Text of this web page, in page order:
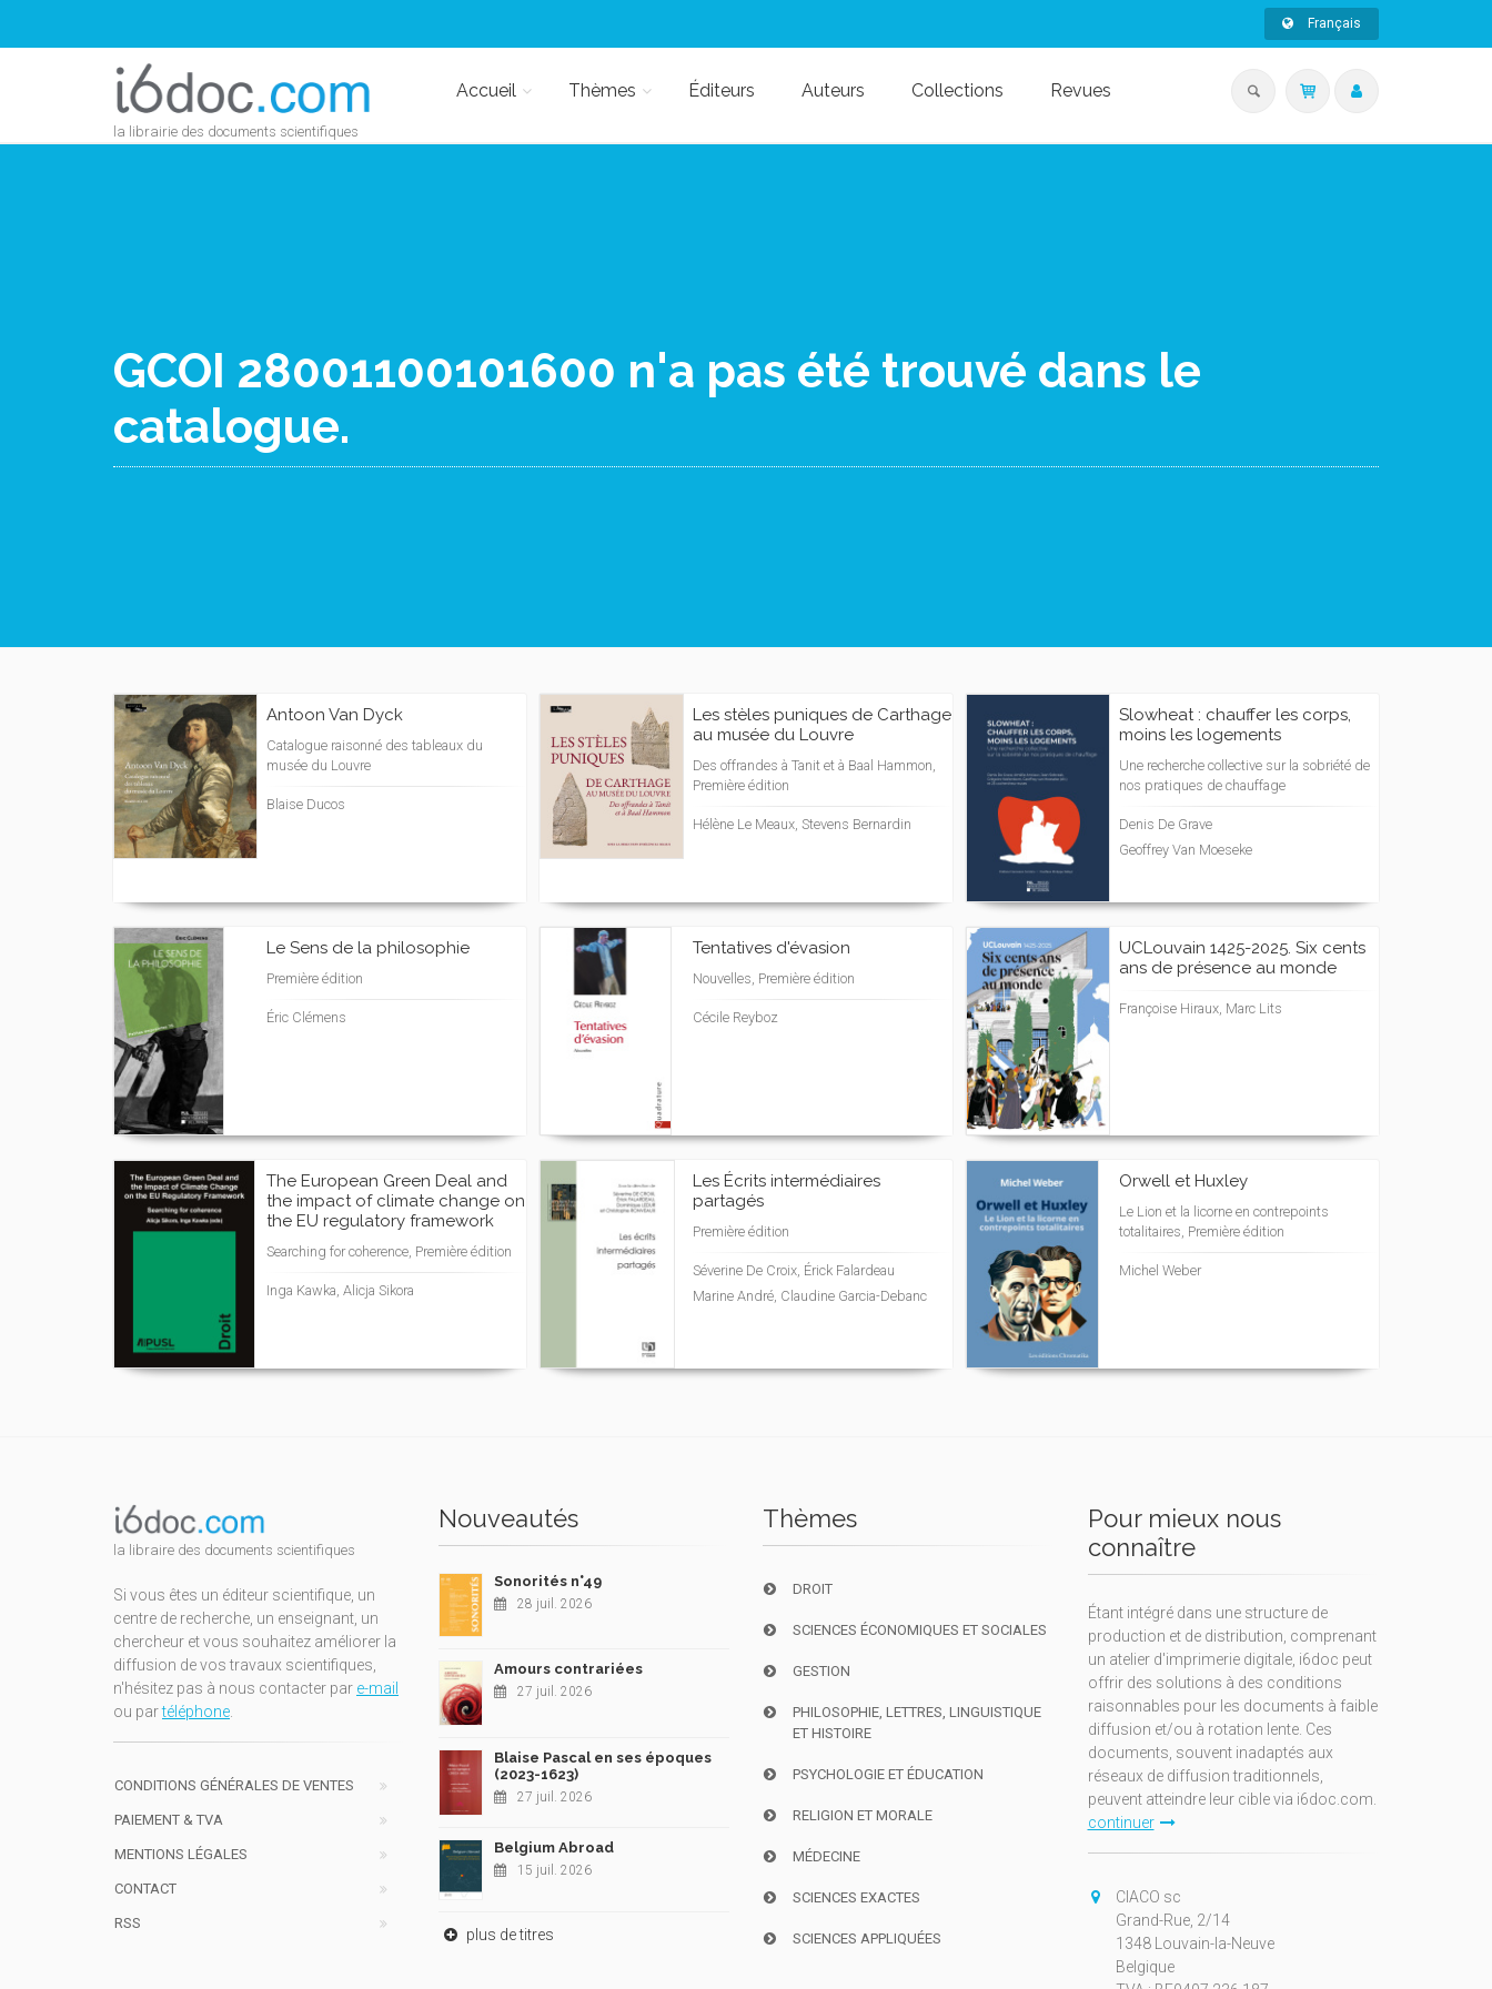
Français
la librairie des documents scientifiques
Accueil Thèmes Éditeurs Auteurs Collections Revues
GCOI 28001100101600 n'a pas été trouvé dans le
catalogue.
Antoon Van Dyck
Catalogue raisonné des tableaux du
musée du Louvre
Blaise Ducos
Les stèles puniques de Carthage
au musée du Louvre
Des offrandes à Tanit et à Baal Hammon,
Première édition
Hélène Le Meaux, Stevens Bernardin
Slowheat : chauffer les corps,
moins les logements
Une recherche collective sur la sobriété de
nos pratiques de chauffage
Denis De Grave
Geoffrey Van Moeseke
Le Sens de la philosophie
Première édition
Éric Clémens
Tentatives d'évasion
Nouvelles, Première édition
Cécile Reyboz
UCLouvain 1425-2025. Six cents
ans de présence au monde
Françoise Hiraux, Marc Lits
The European Green Deal and
the impact of climate change on
the EU regulatory framework
Searching for coherence, Première édition
Inga Kawka, Alicja Sikora
Les Écrits intermédiaires
partagés
Première édition
Séverine De Croix, Érick Falardeau
Marine André, Claudine Garcia-Debanc
Orwell et Huxley
Le Lion et la licorne en contrepoints
totalitaires, Première édition
Michel Weber
la libraire des documents scientifiques
Si vous êtes un éditeur scientifique, un
centre de recherche, un enseignant, un
chercheur et vous souhaitez améliorer la
diffusion de vos travaux scientifiques,
n'hésitez pas à nous contacter par e-mail
ou partéléphone.
CONDITIONS GÉNÉRALES DE VENTES
PAIEMENT & TVA
MENTIONS LÉGALES
CONTACT
RSS
Nouveautés
Sonorités n°49
28 juil. 2026
Amours contrariées
27 juil. 2026
Blaise Pascal en ses époques
(2023-1623)
27 juil. 2026
Belgium Abroad
15 juil. 2026
plus de titres
Thèmes
DROIT
SCIENCES ÉCONOMIQUES ET SOCIALES
GESTION
PHILOSOPHIE, LETTRES, LINGUISTIQUE
ET HISTOIRE
PSYCHOLOGIE ET ÉDUCATION
RELIGION ET MORALE
MÉDECINE
SCIENCES EXACTES
SCIENCES APPLIQUÉES
Pour mieux nous
connaître
Étant intégré dans une structure de
production et de distribution, comprenant
un atelier d'imprimerie digitale, i6doc peut
offrir des solutions à des conditions
raisonnables pour les documents à faible
diffusion et/ou à rotation lente. Ces
documents, souvent inadaptés aux
réseaux de diffusion traditionnels,
peuvent atteindre leur cible via i6doc.com.
continuer
CIACO sc
Grand-Rue, 2/14
1348 Louvain-la-Neuve
Belgique